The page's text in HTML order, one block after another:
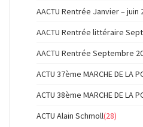
AACTU Rentrée Janvier – juin
AACTU Rentrée littéraire
AACTU Rentrée Septembre
ACTU 37ème MARCHE DE LA
ACTU 38ème MARCHE DE LA
ACTU Alain Schmoll(28)